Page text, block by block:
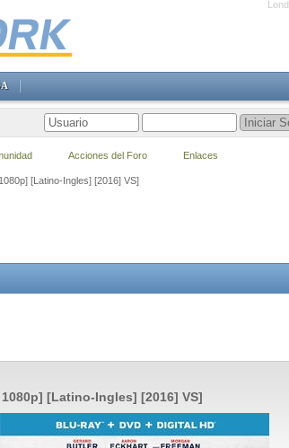
[Latino-Ingles] [2016] VS]
[Latino-Ingles] [2016] VS]
Acciones del Foro Enlaces